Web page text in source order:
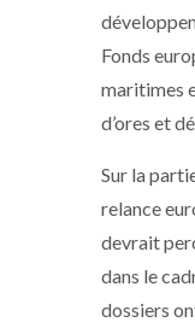
Fonds
maritimes
d’ores et
Sur la
relance
devrait
dans le
dossiers